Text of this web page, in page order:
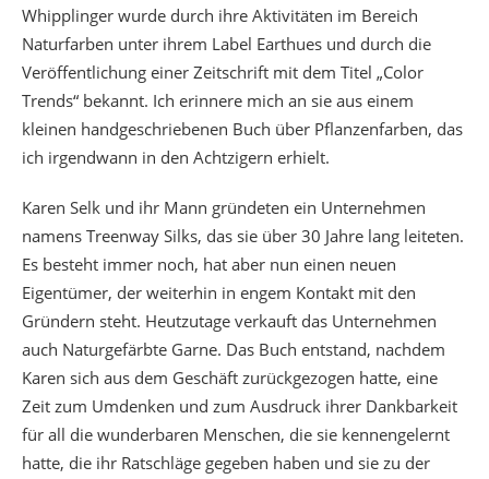
Whipplinger wurde durch ihre Aktivitäten im Bereich
Naturfarben unter ihrem Label Earthues und durch die
Veröffentlichung einer Zeitschrift mit dem Titel „Color
Trends“ bekannt. Ich erinnere mich an sie aus einem
kleinen handgeschriebenen Buch über Pflanzenfarben, das
ich irgendwann in den Achtzigern erhielt.
Karen Selk und ihr Mann gründeten ein Unternehmen
namens Treenway Silks, das sie über 30 Jahre lang leiteten.
Es besteht immer noch, hat aber nun einen neuen
Eigentümer, der weiterhin in engem Kontakt mit den
Gründern steht. Heutzutage verkauft das Unternehmen
auch Naturgefärbte Garne. Das Buch entstand, nachdem
Karen sich aus dem Geschäft zurückgezogen hatte, eine
Zeit zum Umdenken und zum Ausdruck ihrer Dankbarkeit
für all die wunderbaren Menschen, die sie kennengelernt
hatte, die ihr Ratschläge gegeben haben und sie zu der